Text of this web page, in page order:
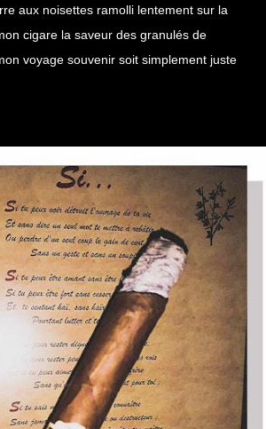
aux noisettes ramolli lentement sur la
cigare la saveur des granulés de
voyage souvenir soit simplement juste